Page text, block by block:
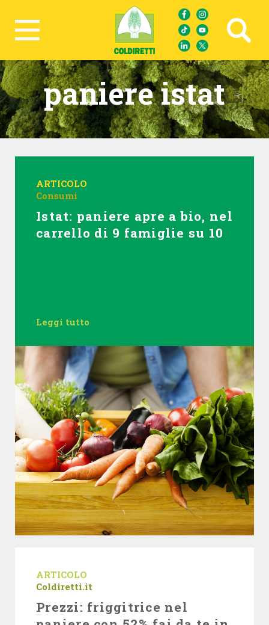
Ricerca avanzata
paniere istat
ARTICOLO
Consumi
Istat: paniere apre a bio, nel
carrello di 9 famiglie su 10
Leggi tutto
ARTICOLO
Coldiretti.it
Prezzi: friggitrice nel